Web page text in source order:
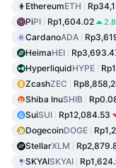
EthereumETH
PiPI Rp1,604.02
CardanoADA
HeimaHEI
HyperliquidHYPE
ZcashZEC
Shiba InuSHIB
SuiSUI Rp12,084.53
DogecoinDOGE
StellarXLM
SKYAISKYAI